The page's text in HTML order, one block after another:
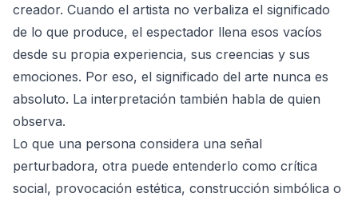
creador. Cuando el artista no verbaliza el significado
de lo que produce, el espectador llena esos vacíos
desde su propia experiencia, sus creencias y sus
emociones. Por eso, el significado del arte nunca es
absoluto. La interpretación también habla de quien
observa.
Lo que una persona considera una señal
perturbadora, otra puede entenderlo como crítica
social, provocación estética, construcción simbólica o